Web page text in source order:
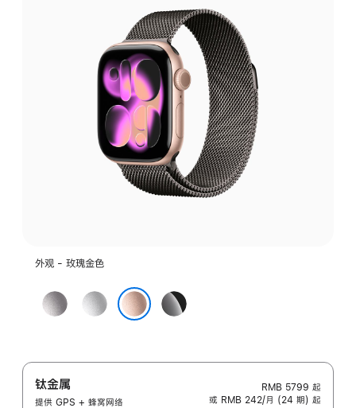
外观 - 玫瑰金色
深
空
色
银
亮
黑
钛金属
提供 GPS + 蜂窝网络
RMB 5799 起
或 RMB 242/月 (24 期) 起